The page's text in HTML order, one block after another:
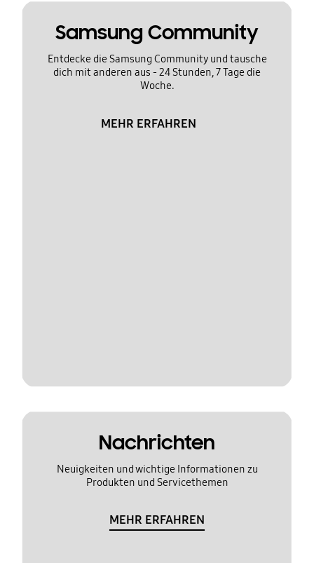
Samsung Community
Entdecke die Samsung Community und tausche
dich mit anderen aus - 24 Stunden, 7 Tage die
Woche.
MEHR ERFAHREN
Nachrichten
Neuigkeiten und wichtige Informationen zu
Produkten und Servicethemen
MEHR ERFAHREN